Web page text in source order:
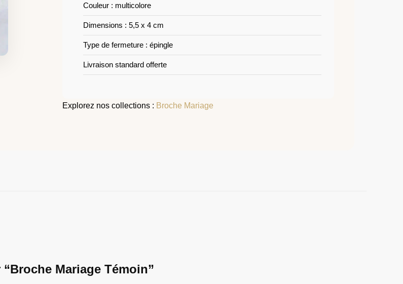
Couleur : multicolore
Dimensions : 5,5 x 4 cm
Type de fermeture : épingle
Livraison standard offerte
Explorez nos collections : Broche Mariage
Mariage Témoin”